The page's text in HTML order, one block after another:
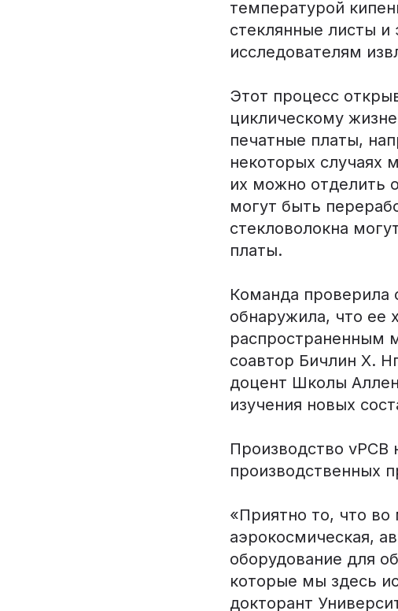
температурой
стеклянные листы
исследователям
Этот процесс
циклическому
печатные платы,
некоторых случаях
их можно отделить
могут быть
стекловолокна
платы.
Команда проверила
обнаружила, что ее
распространенным
соавтор Бичлин Х.
доцент Школы
изучения новых
Производство vPCB
производственных
«Приятно то, что во
аэрокосмическая,
оборудование для
которые мы здесь
докторант